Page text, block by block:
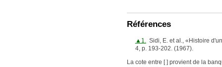
Références
▲1.Sidi, E. et al., «Histoire
4, p. 193-202. (1967).
La cote entre [ ] provient de la